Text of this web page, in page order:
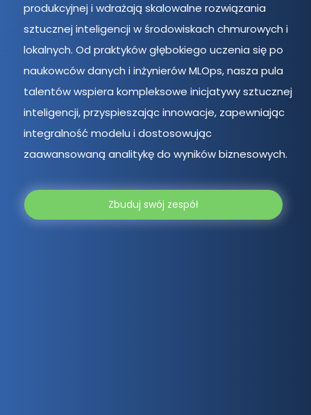
produkcyjnej i wdrażają skalowalne rozwiązania
sztucznej inteligencji w środowiskach chmurowych i
lokalnych. Od praktyków głębokiego uczenia się po
naukowców danych i inżynierów MLOps, nasza pula
talentów wspiera kompleksowe inicjatywy sztucznej
inteligencji, przyspieszając innowacje, zapewniając
integralność modelu i dostosowując
zaawansowaną analitykę do wyników biznesowych.
Zbuduj swój zespół